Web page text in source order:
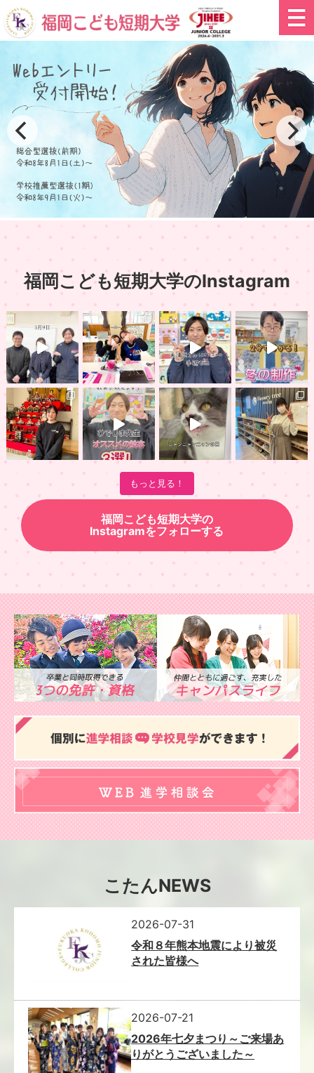
福岡こども短期大学のInstagram
もっと見る！
福岡こども短期大学の
Instagramをフォローする
こたんNEWS
2026-07-31
令和８年熊本地震により被災
された皆様へ
2026-07-21
2026年七夕まつり～ご来場あ
りがとうございました～